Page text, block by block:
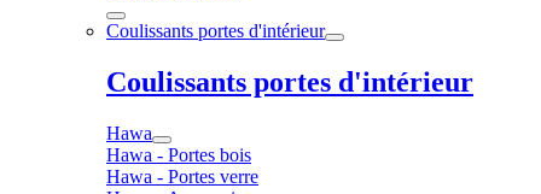
Coulissants portes d'intérieur
Coulissants portes d'intérieur
Hawa
Hawa - Portes bois
Hawa - Portes verre